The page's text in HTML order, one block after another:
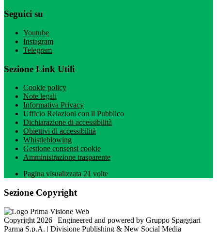
Seguici su
Youtube
Instagram
Telegram
Sezione Link Utili
Cookie policy
Note legali
Informativa Privacy
Ufficio Relazioni con il Pubblico
Dichiarazione di accessibilità
Obiettivi di accessibilità
Whistleblowing
Gestione consensi cookie
Amministrazione trasparente
Pagina visualizzata 21 volte
Sezione Copyright
Copyright 2026 | Engineered and powered by Gruppo Spaggiari
Parma S.p.A. | Divisione Publishing & New Social Media